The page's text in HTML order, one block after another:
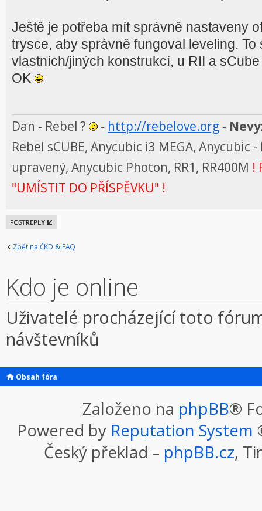
Ještě je potřeba mít správně nastaveny
trysce, aby správně fungoval leveling. To
vlastních/jiných konstrukcí, u RII a
OK
Dan - Rebel ? - http://rebelove.org -
Rebel sCUBE, Anycubic i3 MEGA, Anycubic
upravený, Anycubic Photon, RR1, RR400M !
"UMÍSTIT DO PŘÍSPĚVKU" !
Odeslat
odpověď
Zpět na ČKD & FAQ
Kdo je online
Uživatelé procházející toto
návštevníků
Obsah fóra
Založeno na phpBB®
Powered by Reputation System
Český překlad – phpBB.cz,